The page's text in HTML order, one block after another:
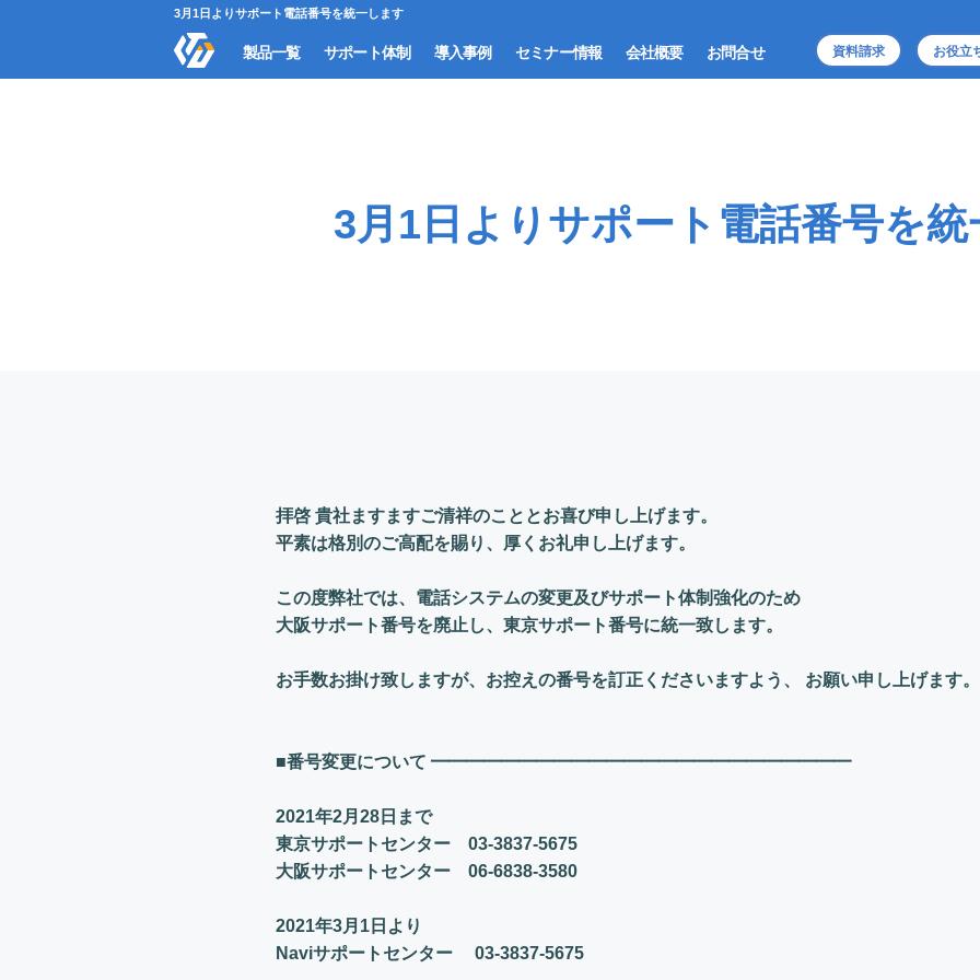
3月1日よりサポート電話番号を統一します
製品一覧 サポート体制 導入事例 セミナー情報 会社概要 お問合せ 資料請求 お役立
3月1日よりサポート電話番号を
拝啓 貴社ますますご清祥のこととお喜び申し上げます。
平素は格別のご高配を賜り、厚くお礼申し上げます。
この度弊社では、電話システムの変更及びサポート体制強化のため
大阪サポート番号を廃止し、東京サポート番号に統一致します。
お手数お掛け致しますが、お控えの番号を訂正くださいますよう、 お願い申し上げます。
■番号変更について ━━━━━━━━━━━━━━━━━━━━━━━━
2021年2月28日まで
東京サポートセンター 03-3837-5675
大阪サポートセンター 06-6838-3580
2021年3月1日より
Naviサポートセンター 03-3837-5675